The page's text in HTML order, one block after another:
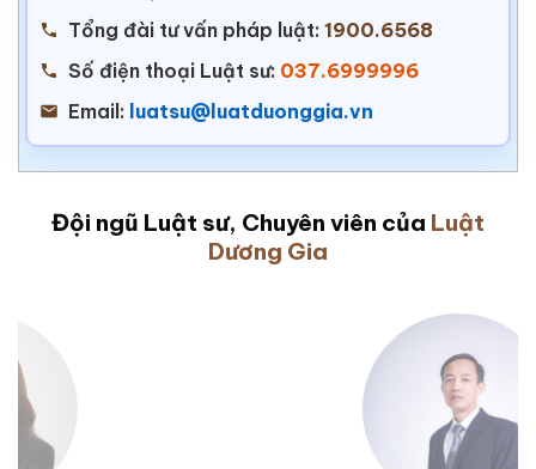
Tổng đài tư vấn pháp luật: 1900.6568
Số điện thoại Luật sư: 037.6999996
Email: luatsu@luatduonggia.vn
Đội ngũ Luật sư, Chuyên viên của Luật
Dương Gia